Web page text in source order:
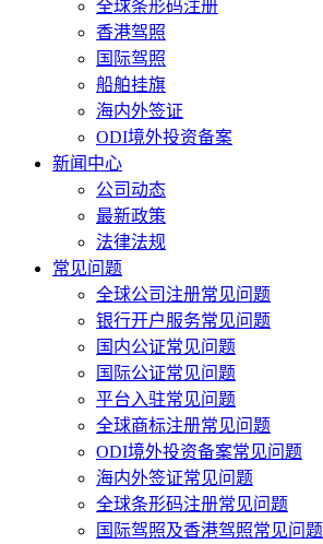
全球条形码注册
香港驾照
国际驾照
船舶挂旗
海内外签证
ODI境外投资备案
新闻中心
公司动态
最新政策
法律法规
常见问题
全球公司注册常见问题
银行开户服务常见问题
国内公证常见问题
国际公证常见问题
平台入驻常见问题
全球商标注册常见问题
ODI境外投资备案常见问题
海内外签证常见问题
全球条形码注册常见问题
国际驾照及香港驾照常见问题